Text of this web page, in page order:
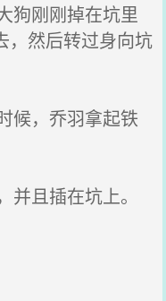
狗刚刚掉在坑里
，然后转过身向坑
候，乔羽拿起铁
且插在坑上。